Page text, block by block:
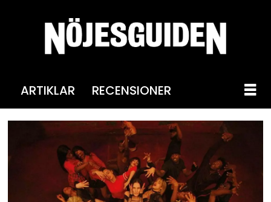
ARTIKLAR RECENSIONER